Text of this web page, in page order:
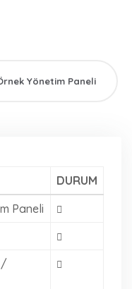
Yönetim Paneli
DURUM
Paneli
/